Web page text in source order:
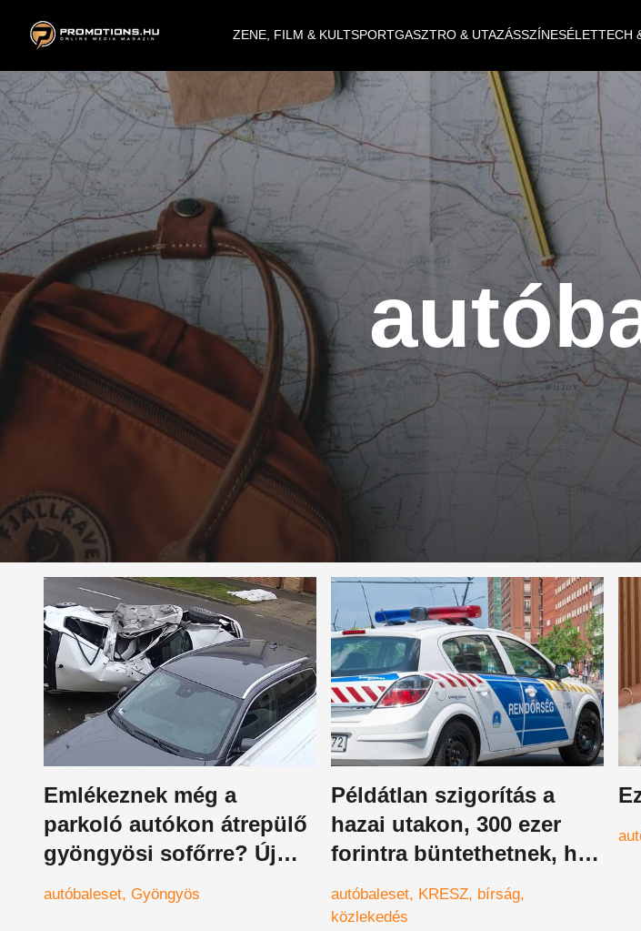
ZENE, FILM & KULTSPORTGASZTRO & UTAZÁSSZÍNESÉLETTECH
Emlékeznek még a
parkoló autókon átrepülő
gyöngyösi sofőrre? Új
fejlemény történt a januári
baleset ügyében!
autóbaleset Gyöngyös
Példátlan szigorítás a
hazai utakon, 300 ezer
forintra büntethetnek, ha
ezt az egy dolgot
elfelejted az úton
autóbaleset KRESZ bírság
közlekedés